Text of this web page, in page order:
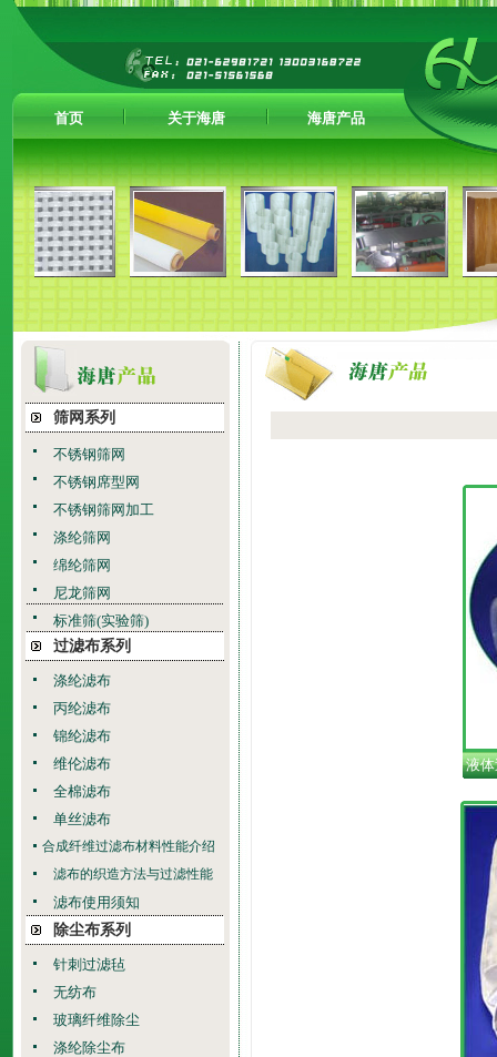
首页 关于海唐 海唐产品
筛网系列
不锈钢筛网
不锈钢席型网
不锈钢筛网加工
涤纶筛网
绵纶筛网
尼龙筛网
标准筛(实验筛)
过滤布系列
涤纶滤布
丙纶滤布
锦纶滤布
维伦滤布
全棉滤布
单丝滤布
合成纤维过滤布材料性能介绍
滤布的织造方法与过滤性能
滤布使用须知
除尘布系列
针刺过滤毡
无纺布
玻璃纤维除尘
涤纶除尘布
液